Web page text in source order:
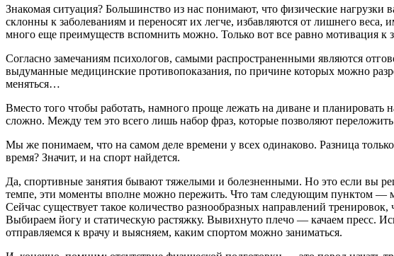
Знакомая ситуация? Большинство из нас понимают, что физические
склонны к заболеваниям и переносят их легче, избавляются от лишнего
много еще преимуществ вспомнить можно. Только вот все равно мотивация к
Согласно замечаниям психологов, самыми распространенными являются
выдуманные медицинские противопоказания, по причине которых можно
меняться…
Вместо того чтобы работать, намного проще лежать на диване и планировать
сложно. Между тем это всего лишь набор фраз, которые позволяют
Мы же понимаем, что на самом деле времени у всех одинаково. Разница
время? Значит, и на спорт найдется.
Да, спортивные занятия бывают тяжелыми и болезненными. Но это если вы
темпе, эти моменты вполне можно пережить. Что там следующим пунктом —
Сейчас существует такое количество разнообразных направлений
Выбираем йогу и статическую растяжку. Вывихнуто плечо — качаем пресс.
отправляемся к врачу и выясняем, каким спортом можно заниматься.